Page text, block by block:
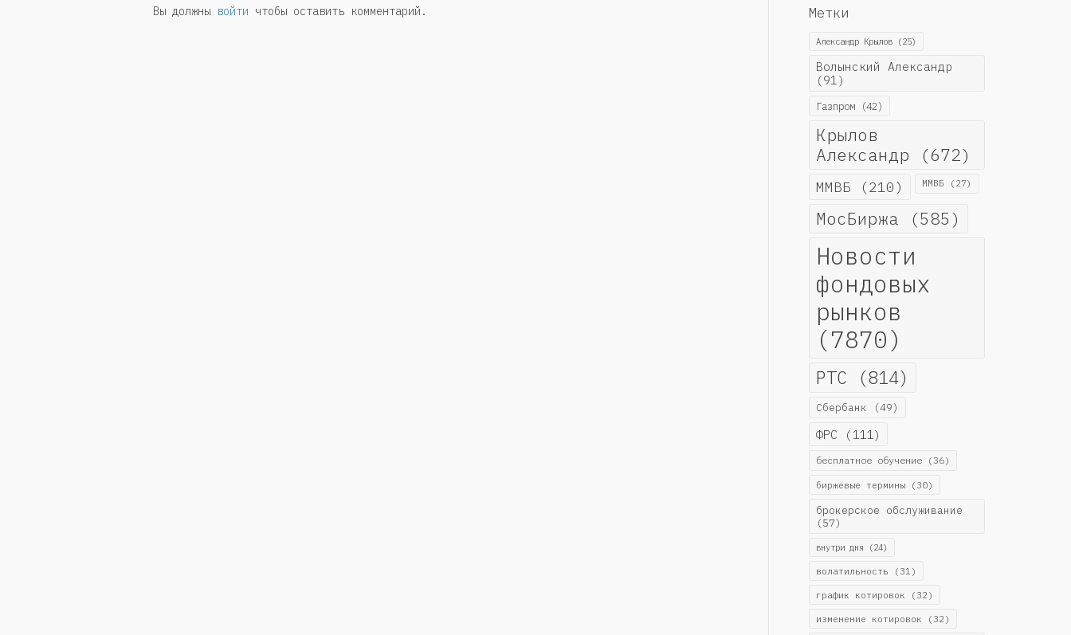
Вы должны войти чтобы оставить комментарий. Метки
Александр Крылов(25)
Волынский Александр
(91)
Газпром(42)
Крылов
Александр (672)
ММВБ (210) ММВБ (27)
МосБиржа (585)
Новости
фондовых
рынков
(7870)
РТС (814)
Сбербанк (49)
ФРС (111)
бесплатное обучение(36)
биржевые термины(30)
брокерское обслуживание
(57)
внутри дня (24)
волатильность (31)
график котировок (32)
изменение котировок (32)